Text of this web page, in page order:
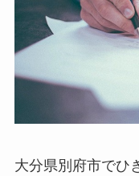
大分県別府市でひ